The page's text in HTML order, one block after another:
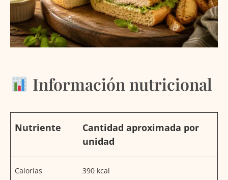
Información nutricional
Nutriente
Cantidad aproximada por
unidad
Calorías 390 kcal